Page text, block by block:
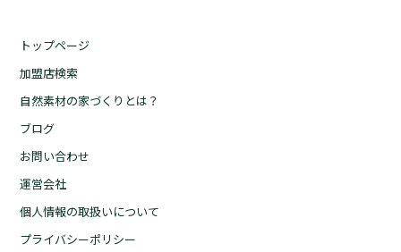
トップページ
加盟店検索
自然素材の家づくりとは？
ブログ
お問い合わせ
運営会社
個人情報の取扱いについて
プライバシーポリシー